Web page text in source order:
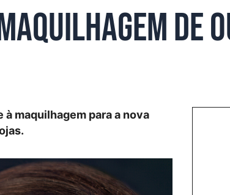
de
maquilhagem para a nova